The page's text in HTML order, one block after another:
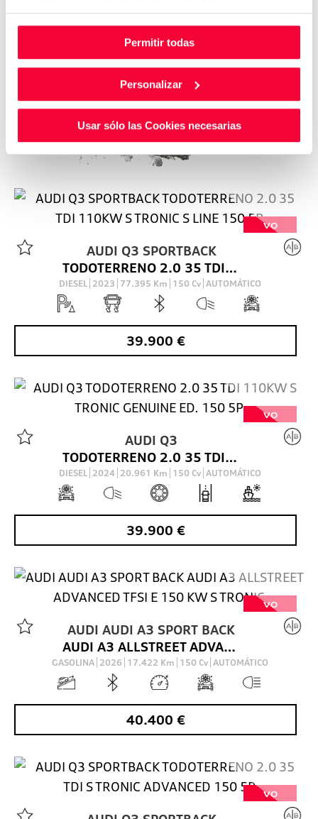
Permitir todas
Personalizar
Usar sólo las Cookies necesarias
VO
AUDI Q3 SPORTBACK
TODOTERRENO 2.0 35 TDI 110KW S TRONIC S LINE 150 5P
DIESEL 2023 77.395 Km 150 Cv AUTOMÁTICO
39.900 €
VO
AUDI Q3
TODOTERRENO 2.0 35 TDI 110KW S TRONIC GENUINE ED. 150 5P
DIESEL 2024 20.961 Km 150 Cv AUTOMÁTICO
39.900 €
VO
AUDIAUDI A3 SPORT BACK
AUDI A3 ALLSTREET ADVANCED TFSI E 150 KW S TRONIC
GASOLINA 2026 17.422 Km 150 Cv AUTOMÁTICO
40.400 €
VO